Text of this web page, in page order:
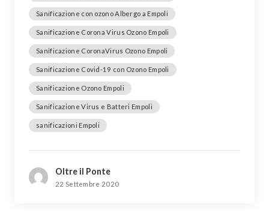
Sanificazione con ozono Albergo a Empoli
Sanificazione Corona Virus Ozono Empoli
Sanificazione CoronaVirus Ozono Empoli
Sanificazione Covid-19 con Ozono Empoli
Sanificazione Ozono Empoli
Sanificazione Virus e Batteri Empoli
sanificazioni Empoli
Oltre il Ponte
22 Settembre 2020